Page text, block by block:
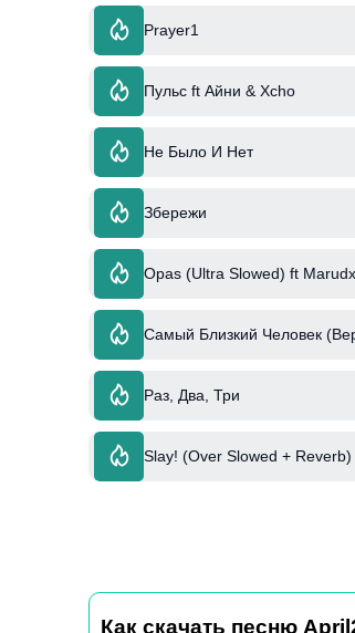
Prayer1
Пульс ft Айни & Xcho
Не Было И Нет
Збережи
Opas (Ultra Slowed) ft
Самый Близкий Человек
Раз, Два, Три
Slay! (Over Slowed + Reverb)
Как скачать песню